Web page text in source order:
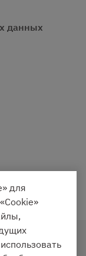
данных
для